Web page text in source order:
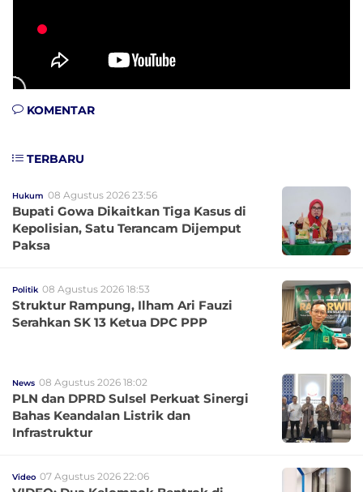
KOMENTAR
TERBARU
Hukum 08 Agustus 2026 23:56
Bupati Gowa Dikaitkan Tiga Kasus di
Kepolisian, Satu Terancam Dijemput
Paksa
Politik 08 Agustus 2026 18:53
Struktur Rampung, Ilham Ari Fauzi
Serahkan SK 13 Ketua DPC PPP
News 08 Agustus 2026 18:02
PLN dan DPRD Sulsel Perkuat Sinergi
Bahas Keandalan Listrik dan
Infrastruktur
Video 07 Agustus 2026 22:06